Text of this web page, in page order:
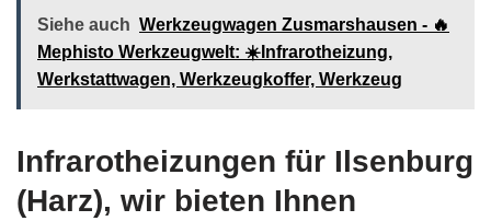
Siehe auch Werkzeugwagen Zusmarshausen - 🔥
Mephisto Werkzeugwelt: ☀️Infrarotheizung,
Werkstattwagen, Werkzeugkoffer, Werkzeug
Infrarotheizungen für Ilsenburg
(Harz), wir bieten Ihnen